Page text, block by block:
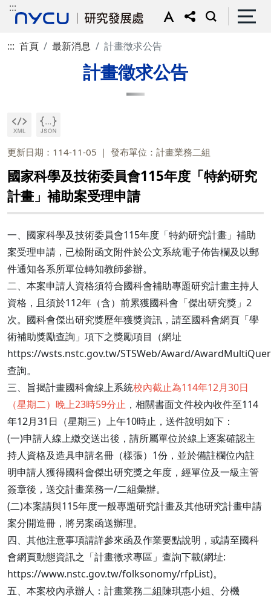
:::
::: 首頁 最新消息 計畫徵求公告
計畫徵求公告
更新日期：114-11-05 發布單位：計畫業務二組
國家科學及技術委員會115年度「特約研究
計畫」補助案受理申請
一、國家科學及技術委員會115年度「特約研究計畫」補助
案受理申請，已檢附函文附件於公文系統電子佈告欄及以郵
件通知各系所單位轉知教師參辦。
二、本案申請人資格須符合國科會補助專題研究計畫主持人
資格，且須於112年（含）前累獲國科會「傑出研究獎」2
次。國科會傑出研究獎歷年獲獎資訊，請至國科會網頁「學
術補助獎勵查詢」項下之獎勵項目（網址
https://wsts.nstc.gov.tw/STSWeb/Award/
查詢。
三、旨揭計畫國科會線上系統校內截止為114年12月30日
（星期二）晚上23時59分止 ，相關書面文件校內收件至114
年12月31日（星期三）上午10時止，送件說明如下：
(一)申請人線上繳交送出後，請所屬單位於線上逐案確認主
持人資格及造具申請名冊（樣張）1份，並於備註欄位內註
明申請人獲得國科會傑出研究獎之年度，經單位及一級主管
簽章後，送交計畫業務一/二組彙辦。
(二)本案請與115年度一般專題研究計畫及其他研究計畫申請
案分開造冊，將另案函送辦理。
四、其他注意事項請詳參來函及作業要點說明，或請至國科
會網頁動態資訊之「計畫徵求專區」查詢下載(網址:
https://www.nstc.gov.tw/folksonomy/rfpList)。
五、本案校內承辦人：計畫業務二組陳琪惠小姐、分機